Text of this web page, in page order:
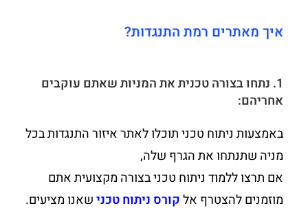
איך מאתרים רמת התנגדות?
1. נתחו בצורה טכנית את המניות שאתם עוקבים
אחריהם:
באמצעות ניתוח טכני תוכלו לאתר איזור התנגדות בכל
מניה שתנתחו את הגרף שלה,
אם תרצו ללמוד ניתוח טכני בצורה מקצועית אתם
מוזמנים להצטרף אל קורס ניתוח טכנישאנו מציעים.